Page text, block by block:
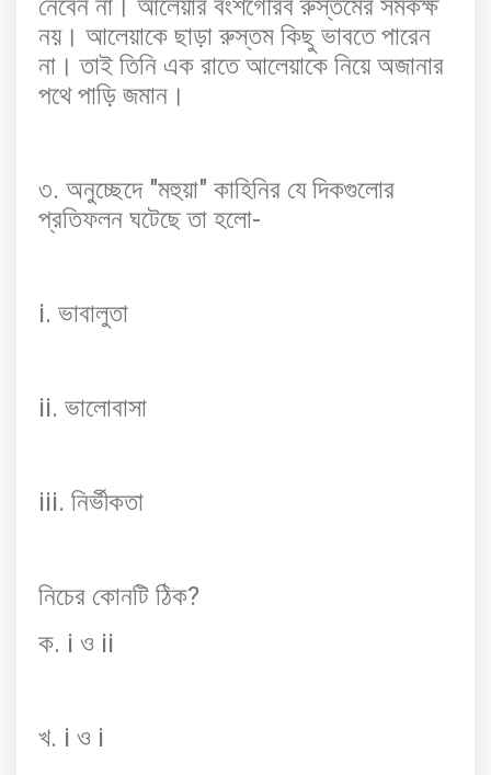
নেবেন না। আলেয়ার বংশগৌরব রুস্তমের সমকক্ষ
নয়। আলেয়াকে ছাড়া রুস্তম কিছু ভাবতে পারেন
না। তাই তিনি এক রাতে আলেয়াকে নিয়ে অজানার
পথে পাড়ি জমান।
৩. অনুচ্ছেদে"মহুয়া" কাহিনির যে দিকগুলোর
প্রতিফলন ঘটেছে তা হলো-
i. ভাবালুতা
ii. ভালোবাসা
iii. নির্ভীকতা
নিচের কোনটি ঠিক?
ক. i ও ii
খ. i ও i